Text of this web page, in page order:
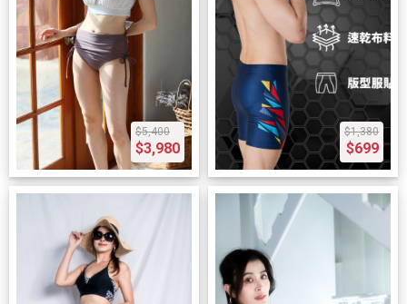
$5,400
$3,980
$1,380
$699